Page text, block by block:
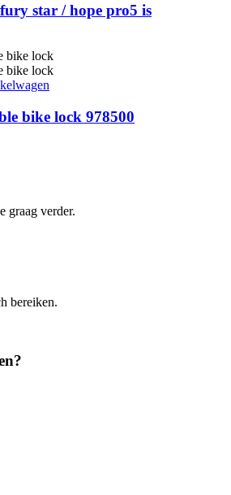
star / hope pro5 is
bike lock 978500
graag verder.
bereiken.